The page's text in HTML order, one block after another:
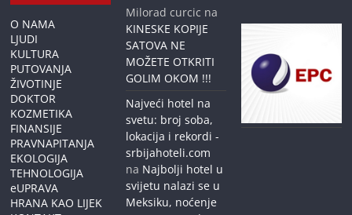
O NAMA
LJUDI
KULTURA
PUTOVANJA
ŽIVOTINJE
DOKTOR
KOZMETIKA
FINANSIJE
PRAVNAPITANJA
EKOLOGIJA
TEHNOLOGIJA
eUPRAVA
HRANA KAO LIJEK
Milorad curcic na
KINESKE KOPIJE
SATOVA NE
MOŽETE OTKRITI
GOLIM OKOM !!!
Najveći hotel na
svetu: broj soba,
lokacija i rekordi -
srbijahoteli.com
na Najbolji hotel u
svijetu nalazi se u
Meksiku, noćenje